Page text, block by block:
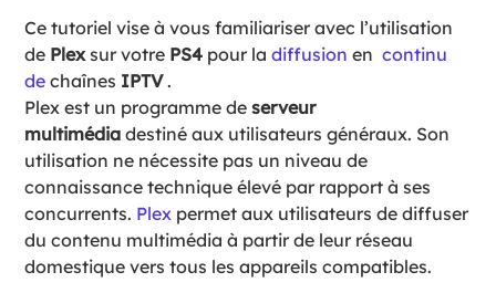
Ce tutoriel vise à vous familiariser avec l’utilisation
de Plexsur votre PS4 pour ladiffusion encontinu
de chaînes IPTV.
Plex est un programme deserveur
multimédia destiné aux utilisateurs généraux. Son
utilisation ne nécessite pas un niveau de
connaissance technique élevé par rapport à ses
concurrents. Plex permet aux utilisateurs de diffuser
du contenu multimédia à partir de leur réseau
domestique vers tous les appareils compatibles.